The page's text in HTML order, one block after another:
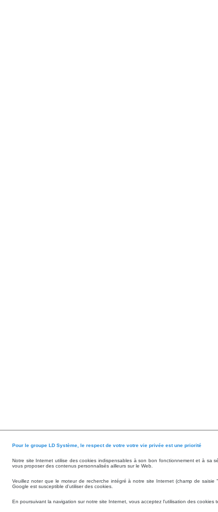
Pour le groupe LD Système, le respect de votre votre vie privée est une priorité
Notre site Internet utilise des cookies indispensables à son bon fonctionnement et à sa
vous proposer des contenus personnalisés ailleurs sur le Web.
Veuillez noter que le moteur de recherche intégré à notre site Internet (champ de
Google est susceptible d'utiliser des cookies.
En poursuivant la navigation sur notre site Internet, vous acceptez l'utilisation des cookies